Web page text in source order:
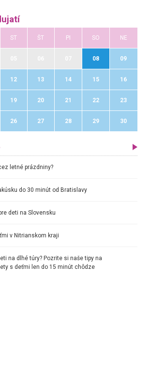
ST ŠT PI SO NE
08 09
12 13 14 15 16
19 20 21 22 23
26 27 28 29 30
letné prázdniny?
do 30 minút od Bratislavy
deti na Slovensku
v Nitrianskom kraji
na dlhé túry? Pozrite si naše tipy na
s deťmi len do 15 minút chôdze